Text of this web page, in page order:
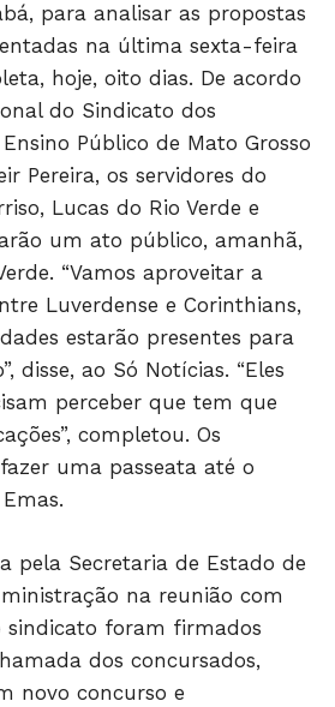
Notícias
para analisar as propostas
na última sexta-feira
hoje, oito dias. De acordo
do Sindicato dos
Público de Mato Grosso
Pereira, os servidores do
Lucas do Rio Verde e
um ato público, amanhã,
“Vamos aproveitar a
Luverdense e Corinthians,
estarão presentes para
disse, ao Só Notícias. “Eles
perceber que tem que
completou. Os
uma passeata até o
pela Secretaria de Estado de
na reunião com
sindicato foram firmados
dos concursados,
novo concurso e